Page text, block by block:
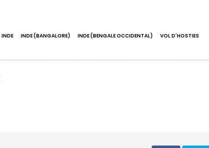
INDE INDE (BANGALORE) INDE (BENGALE OCCIDENTAL) VOL D'HOSTIES